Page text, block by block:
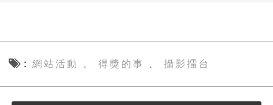
網站活動 得獎的事 攝影擂台